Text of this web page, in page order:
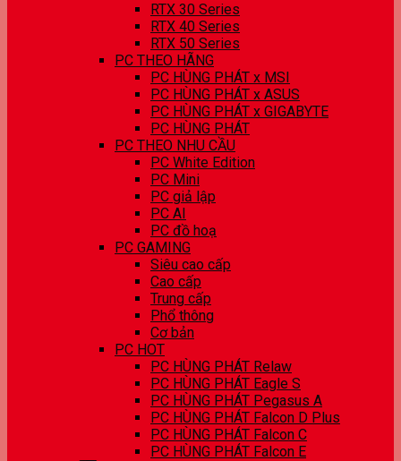
RTX 30 Series
RTX 40 Series
RTX 50 Series
PC THEO HÃNG
PC HÙNG PHÁT x MSI
PC HÙNG PHÁT x ASUS
PC HÙNG PHÁT x GIGABYTE
PC HÙNG PHÁT
PC THEO NHU CẦU
PC White Edition
PC Mini
PC giả lập
PC AI
PC đồ hoạ
PC GAMING
Siêu cao cấp
Cao cấp
Trung cấp
Phổ thông
Cơ bản
PC HOT
PC HÙNG PHÁT Relaw
PC HÙNG PHÁT Eagle S
PC HÙNG PHÁT Pegasus A
PC HÙNG PHÁT Falcon D Plus
PC HÙNG PHÁT Falcon C
PC HÙNG PHÁT Falcon E